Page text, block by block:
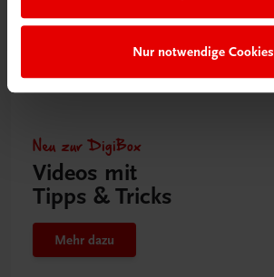
Nur notwendige Cookies
Neu zur DigiBox
Videos mit
Tipps & Tricks
Mehr dazu